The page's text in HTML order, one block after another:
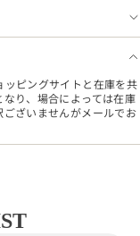
ピングサイトと在庫を共
り、場合によっては在庫
ざいませんがメールでお